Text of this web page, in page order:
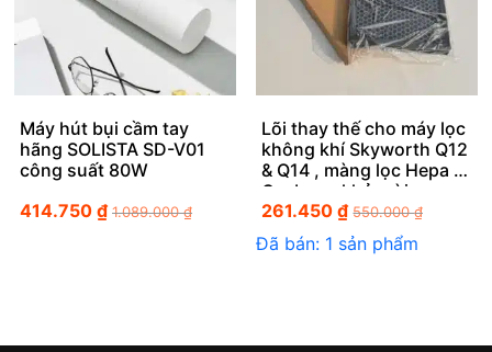
Máy hút bụi cầm tay
hãng SOLISTA SD-V01
công suất 80W
414.750 ₫ 1.089.000₫
Lõi thay thế cho máy lọc
không khí Skyworth Q12
& Q14 , màng lọc Hepa +
Cacbon , khử mùi
261.450₫ 550.000₫
Đã bán: 1 sản phẩm